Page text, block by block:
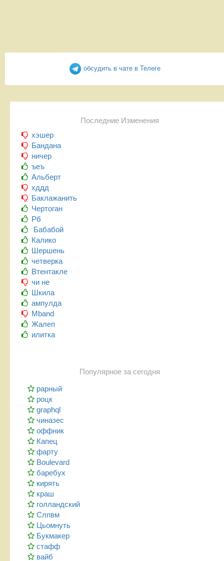
обсудить в чате в Телеге
Последние Изменения
хэшер
Бандана
ничер
ъеъ
Альберт
хддд
Баклажанить
Чертоган
Рб
Бабабой
Калико
Шершень
четверка
Втентакле
чи не
Шкила
ампулда
Mband
Жалеп
илитка
Популярное за сегодня
рарный
роцк
graphql
чиназес
оффник
Капец
фарту
Boulevard
баребух
кирять
краш
голландский
Слпвм
Цьомнуть
Букмакер
стафф
вайб